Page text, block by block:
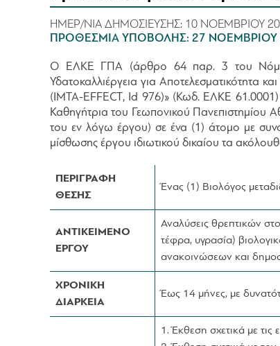
ΗΜΕΡ/ΝΙΑ ΔΗΜΟΣΙΕΥΣΗΣ: 10 ΝΟΕΜΒΡΙΟΥ
ΠΡΟΘΕΣΜΙΑ ΥΠΟΒΟΛΗΣ: 27 ΝΟΕΜΒΡΙΟΥ
O ΕΛΚΕ ΓΠΑ (άρθρο 64 παρ. 3 του Νόμου
Υδατοκαλλιέργεια για
(IMTA-EFFECT, Id 976)» (Κωδ. ΕΛΚΕ 61.0001)
Καθηγήτρια του Γεωπονικού Πανεπιστημίου
του εν λόγω έργου) σε ένα (1) άτομο με
μίσθωσης έργου ιδιωτικού δικαίου τα
ΠΕΡΙΓΡΑΦΗ
ΘΕΣΗΣ
Ένας (1) Βιολόγος
ΑΝΤΙΚΕΙΜΕΝΟ
ΕΡΓΟΥ
Αναλύσεις θρεπτικών
τέφρα, υγρασία)
ανακοινώσεων και
ΧΡΟΝΙΚΗ
ΔΙΑΡΚΕΙΑ
Έως 14 μήνες, με
1. Έκθεση σχετικά με